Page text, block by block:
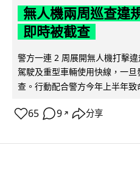
無人機兩周巡查違
即時被截查
警方一連 2 周展開無人機打擊
駕駛及重型車輛使用快線，一
查。行動配合警方今年上半年致
65 9 ↗ 分享